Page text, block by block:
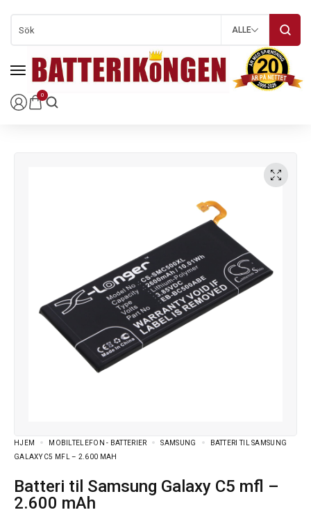
0
ALLE
HJEM MOBILTELEFON - BATTERIER SAMSUNG
BATTERI TIL SAMSUNG
GALAXY C5 MFL – 2.600 MAH
Batteri til Samsung Galaxy C5 mfl –
2.600 mAh